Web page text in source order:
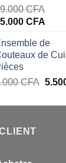
CFA
:
CFA.
CFA
actuel
est :
de
de
CFA Le
initial